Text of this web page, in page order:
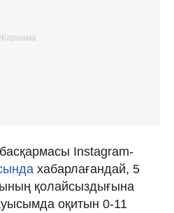
Instagram-
хабарлағандай, 5
қолайсыздығына
оқитын 0-11